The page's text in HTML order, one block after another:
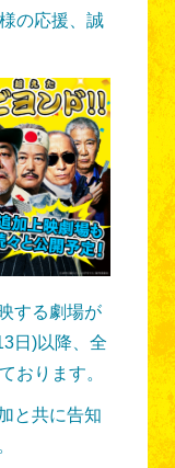
の応援、誠
する劇場が
日)以降、全
おります。
と共に告知